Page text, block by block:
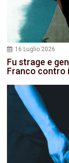
16 Luglio 2026
Fu strage e
Franco contro